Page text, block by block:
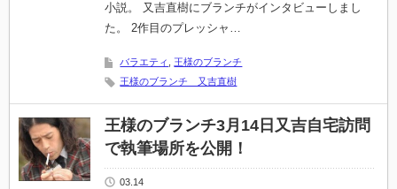
小説。 又吉直樹にブランチがインタビューしまし
た。 2作目のプレッシャ…
バラエティ
王様のブランチ
王様のブランチ 又吉直樹
王様のブランチ3月14日又吉自宅訪問
で執筆場所を公開！
03.14